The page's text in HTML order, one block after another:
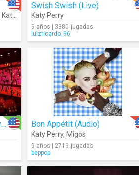
Katy Perry ,Big Sean
Swish Swish (Live)
Katy Perry
9 años | 3380 jugadas
luizricardo_96
Chained To The Rhythm (Live) Bon Appétit (Audio)
Katy Perry, Migos
9 años | 2713 jugadas
beppop